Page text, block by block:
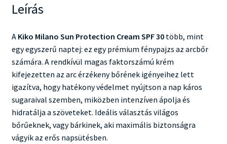
Leírás
A Kiko Milano Sun Protection Cream SPF 30több, mint
egy egyszerű naptej: ez egy prémium fénypajzs az arcbőr
számára. A rendkívül magas faktorszámú krém
kifejezetten az arc érzékeny bőrének igényeihez lett
igazítva, hogy hatékony védelmet nyújtson a nap káros
sugaraival szemben, miközben intenzíven ápolja és
hidratálja a szöveteket. Ideális választás világos
bőrűeknek, vagy bárkinek, aki maximális biztonságra
vágyik az erős napsütésben.